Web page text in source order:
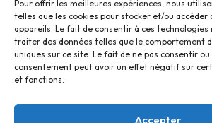
Pour offrir les meilleures expériences, nous
telles que les cookies pour stocker et/ou accéder
appareils. Le fait de consentir à ces
traiter des données telles que le comportement
uniques sur ce site. Le fait de ne pas consentir
consentement peut avoir un effet négatif sur
et fonctions.
Accepter
16 juin 2026